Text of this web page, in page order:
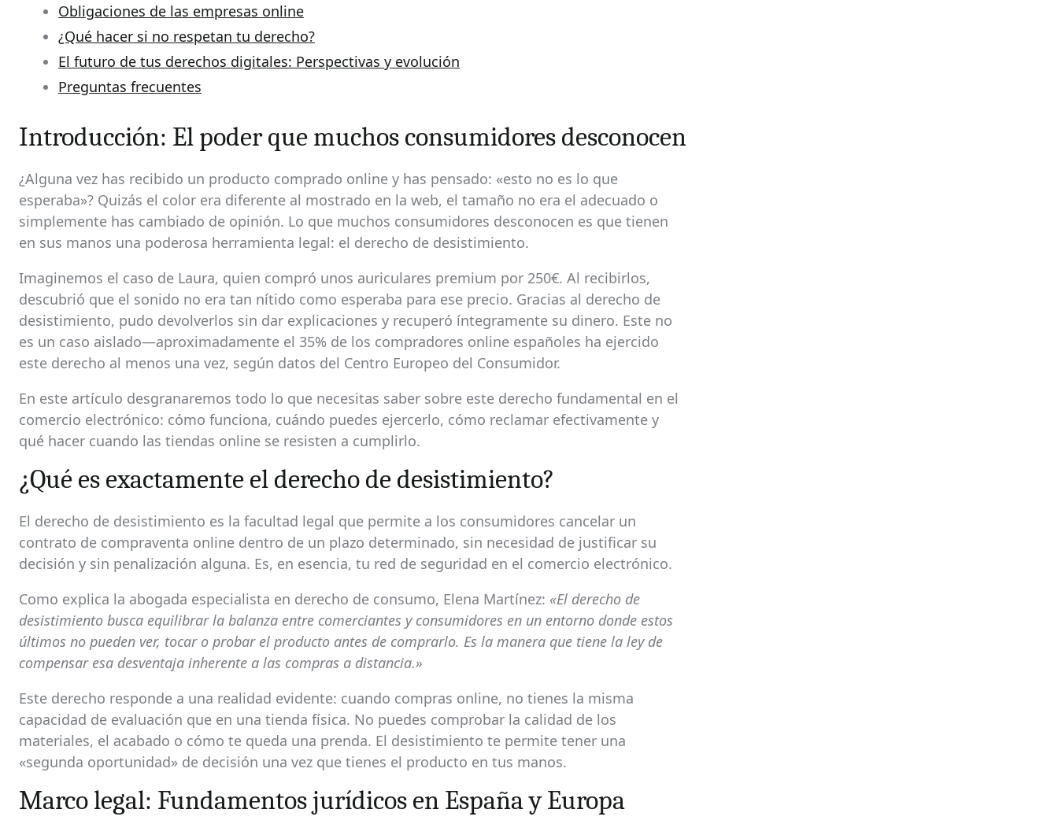
Obligaciones de las empresas online
¿Qué hacer si no respetan tu derecho?
El futuro de tus derechos digitales: Perspectivas y evolución
Preguntas frecuentes
Introducción: El poder que muchos consumidores desconocen
¿Alguna vez has recibido un producto comprado online y has pensado: «esto no es lo que
esperaba»? Quizás el color era diferente al mostrado en la web, el tamaño no era el adecuado o
simplemente has cambiado de opinión. Lo que muchos consumidores desconocen es que tienen
en sus manos una poderosa herramienta legal: el derecho de desistimiento.
Imaginemos el caso de Laura, quien compró unos auriculares premium por 250€. Al recibirlos,
descubrió que el sonido no era tan nítido como esperaba para ese precio. Gracias al derecho de
desistimiento, pudo devolverlos sin dar explicaciones y recuperó íntegramente su dinero. Este no
es un caso aislado—aproximadamente el 35% de los compradores online españoles ha ejercido
este derecho al menos una vez, según datos del Centro Europeo del Consumidor.
En este artículo desgranaremos todo lo que necesitas saber sobre este derecho fundamental en el
comercio electrónico: cómo funciona, cuándo puedes ejercerlo, cómo reclamar efectivamente y
qué hacer cuando las tiendas online se resisten a cumplirlo.
¿Qué es exactamente el derecho de desistimiento?
El derecho de desistimiento es la facultad legal que permite a los consumidores cancelar un
contrato de compraventa online dentro de un plazo determinado, sin necesidad de justificar su
decisión y sin penalización alguna. Es, en esencia, tu red de seguridad en el comercio electrónico.
Como explica la abogada especialista en derecho de consumo, Elena Martínez: «El derecho de
desistimiento busca equilibrar la balanza entre comerciantes y consumidores en un entorno donde estos
últimos no pueden ver, tocar o probar el producto antes de comprarlo. Es la manera que tiene la ley de
compensar esa desventaja inherente a las compras a distancia.»
Este derecho responde a una realidad evidente: cuando compras online, no tienes la misma
capacidad de evaluación que en una tienda física. No puedes comprobar la calidad de los
materiales, el acabado o cómo te queda una prenda. El desistimiento te permite tener una
«segunda oportunidad» de decisión una vez que tienes el producto en tus manos.
Marco legal: Fundamentos jurídicos en España y Europa